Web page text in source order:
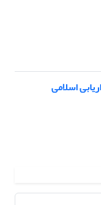
اسلامی